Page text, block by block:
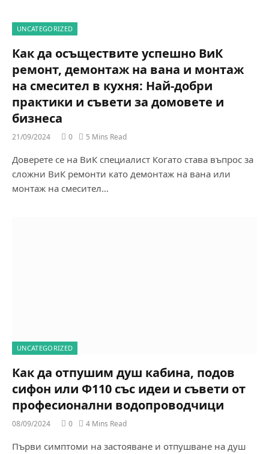
UNCATEGORIZED
Как да осъществите успешно ВиК
ремонт, демонтаж на вана и монтаж
на смесител в кухня: Най-добри
практики и съвети за домовете и
бизнеса
21/09/2024 0 5 Mins Read
Доверете се на ВиК специалист Когато става въпрос за
сложни ВиК ремонти като демонтаж на вана или
монтаж на смесител…
UNCATEGORIZED
Как да отпушим душ кабина, подов
сифон или Ф110 със идеи и съвети от
професионални водопроводчици
08/09/2024 0 4 Mins Read
Първи симптоми на застояване и отпушване на душ